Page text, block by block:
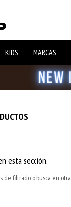
KIDS MARCAS
esta sección.
filtrado o busca en